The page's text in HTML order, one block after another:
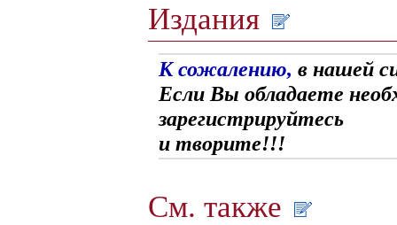
Издания
К сожалению, в нашей
Если Вы обладаете
зарегистрируйтесь
и творите!!!
См. также